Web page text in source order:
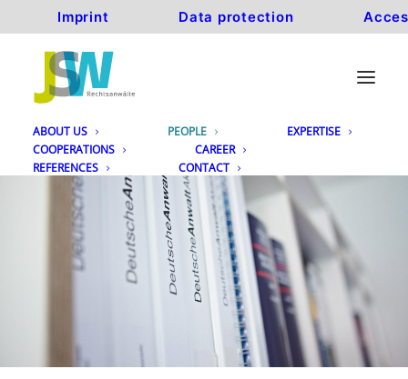
Imprint Data protection
ABOUT US PEOPLE
EXPERTISE
COOPERATIONS
CAREER
REFERENCES
CONTACT